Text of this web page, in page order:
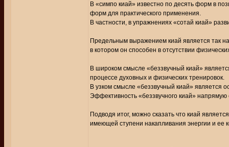
В «симпо киай» известно по десять форм в
форм для практического применения.
В частности, в упражнениях «сотай киай»
Предельным выражением киай является так
в котором он способен в отсутствии
В широком смысле «беззвучный киай»
процессе духовных и физических тренировок.
В узком смысле «беззвучный киай» является
Эффективность «беззвучного киай» напрямую
Подводя итог, можно сказать что киай
имеющей ступени накапливания энергии и ее